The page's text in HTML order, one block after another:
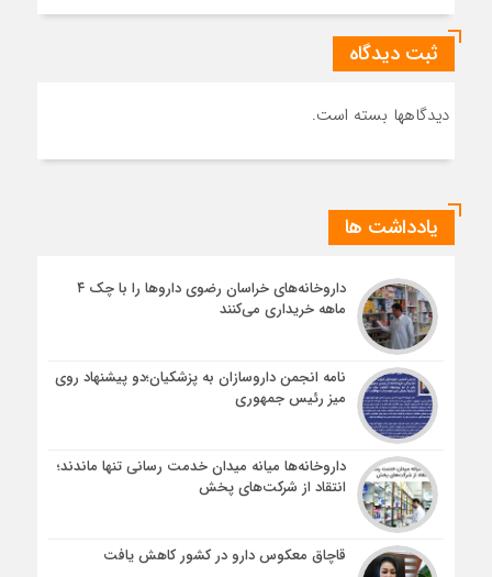
ثبت دیدگاه
دیدگاهها بسته است.
یادداشت ها
داروخانه‌های خراسان رضوی داروها را با چک ۴
ماهه خریداری می‌کنند
نامه انجمن داروسازان به پزشکیان؛دو پیشنهاد روی
میز رئیس جمهوری
داروخانه‌ها میانه میدان خدمت رسانی تنها ماندند؛
انتقاد از شرکت‌های پخش
قاچاق معکوس دارو در کشور کاهش یافت